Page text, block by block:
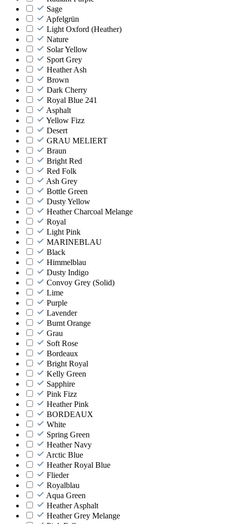
Sage
Apfelgrün
Light Oxford (Heather)
Nature
Solar Yellow
Sport Grey
Heather Ash
Brown
Dark Cherry
Royal Blue 241
Asphalt
Yellow Fizz
Desert
GRAU MELIERT
Braun
Bright Red
Red Folk
Ash Grey
Bottle Green
Dusty Yellow
Heather Charcoal Melange
Royal
Light Pink
MARINEBLAU
Black
Himmelblau
Dusty Indigo
Convoy Grey (Solid)
Lime
Purple
Lavender
Burnt Orange
Grau
Soft Rose
Bordeaux
Bright Royal
Kelly Green
Sapphire
Pink Fizz
Heather Pink
BORDEAUX
White
Spring Green
Heather Navy
Arctic Blue
Heather Royal Blue
Flieder
Royalblau
Aqua Green
Heather Asphalt
Heather Grey Melange